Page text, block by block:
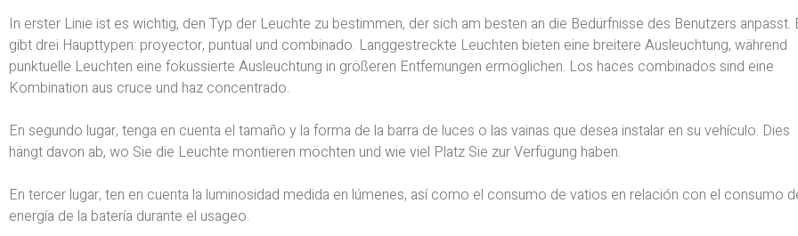
In erster Linie ist es wichtig, den Typ der Leuchte zu bestimmen, der sich am besten an die Bedürfnisse des Benutzers anpasst.
gibt drei Haupttypen: proyector, puntual und combinado. Langgestreckte Leuchten bieten eine breitere Ausleuchtung, während
punktuelle Leuchten eine fokussierte Ausleuchtung in größeren Entfernungen ermöglichen. Los haces combinados sind eine
Kombination aus cruce und haz concentrado.
En segundo lugar, tenga en cuenta el tamaño y la forma de la barra de luces o las vainas que desea instalar en su vehículo. Dies
hängt davon ab, wo Sie die Leuchte montieren möchten und wie viel Platz Sie zur Verfügung haben.
En tercer lugar, ten en cuenta la luminosidad medida en lúmenes, así como el consumo de vatios en relación con el consumo
energía de la batería durante el usageo.